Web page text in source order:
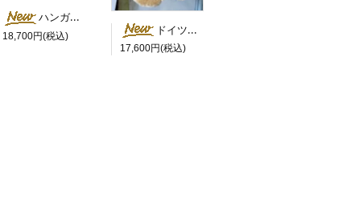
ハンガリー 白鼻の大きなベア
18,700円(税込) ドイツ セーラーカラーの白くま
17,600円(税込)